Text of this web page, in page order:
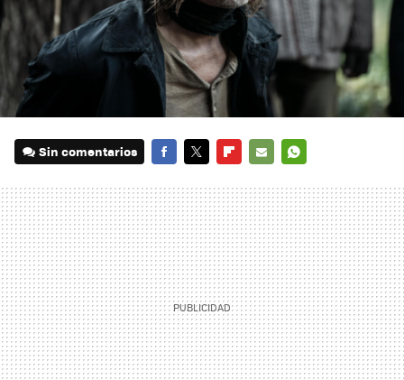
Sin comentarios
MAIL